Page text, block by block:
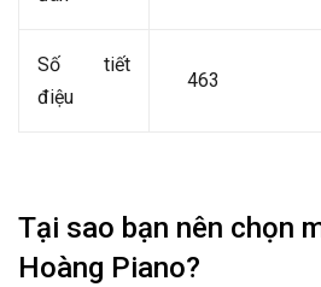
Số tiết
điệu
463
Tại sao bạn nên chọn
Hoàng Piano?